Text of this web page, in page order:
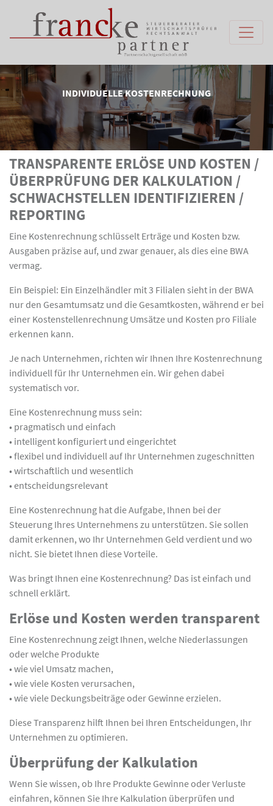
INDIVIDUELLE KOSTENRECHNUNG
TRANSPARENTE ERLÖSE UND KOSTEN /
ÜBERPRÜFUNG DER KALKULATION /
SCHWACHSTELLEN IDENTIFIZIEREN /
REPORTING
Eine Kostenrechnung schlüsselt Erträge und Kosten bzw.
Ausgaben präzise auf, und zwar genauer, als dies eine BWA
vermag.
Ein Beispiel: Ein Einzelhändler mit 3 Filialen sieht in der BWA
nur den Gesamtumsatz und die Gesamtkosten, während er bei
einer Kostenstellenrechnung Umsätze und Kosten pro Filiale
erkennen kann.
Je nach Unternehmen, richten wir Ihnen Ihre Kostenrechnung
individuell für Ihr Unternehmen ein. Wir gehen dabei
systematisch vor.
Eine Kostenrechnung muss sein:
• pragmatisch und einfach
• intelligent konfiguriert und eingerichtet
• flexibel und individuell auf Ihr Unternehmen zugeschnitten
• wirtschaftlich und wesentlich
• entscheidungsrelevant
Eine Kostenrechnung hat die Aufgabe, Ihnen bei der
Steuerung Ihres Unternehmens zu unterstützen. Sie sollen
damit erkennen, wo Ihr Unternehmen Geld verdient und wo
nicht. Sie bietet Ihnen diese Vorteile.
Was bringt Ihnen eine Kostenrechnung? Das ist einfach und
schnell erklärt.
Erlöse und Kosten werden transparent
Eine Kostenrechnung zeigt Ihnen, welche Niederlassungen
oder welche Produkte
• wie viel Umsatz machen,
• wie viele Kosten verursachen,
• wie viele Deckungsbeiträge oder Gewinne erzielen.
Diese Transparenz hilft Ihnen bei Ihren Entscheidungen, Ihr
Unternehmen zu optimieren.
Überprüfung der Kalkulation
Wenn Sie wissen, ob Ihre Produkte Gewinne oder Verluste
einfahren, können Sie Ihre Kalkulation überprüfen und